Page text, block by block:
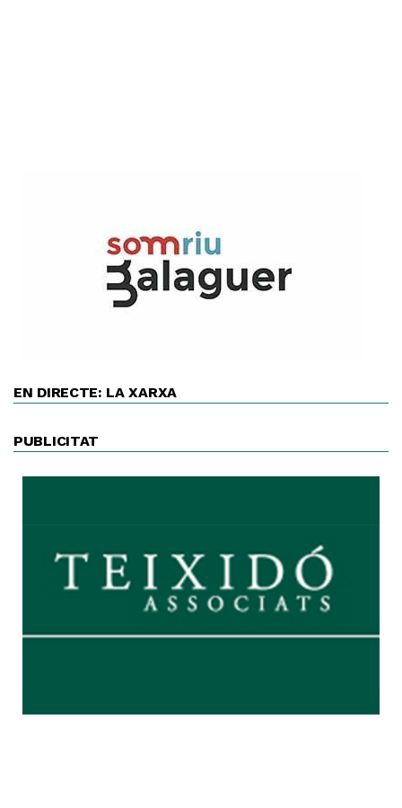
EN DIRECTE: LA XARXA
PUBLICITAT